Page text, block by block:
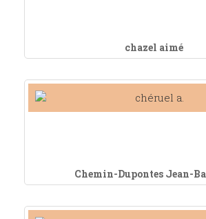
chazel aimé
Chemin-Dupontes Jean-